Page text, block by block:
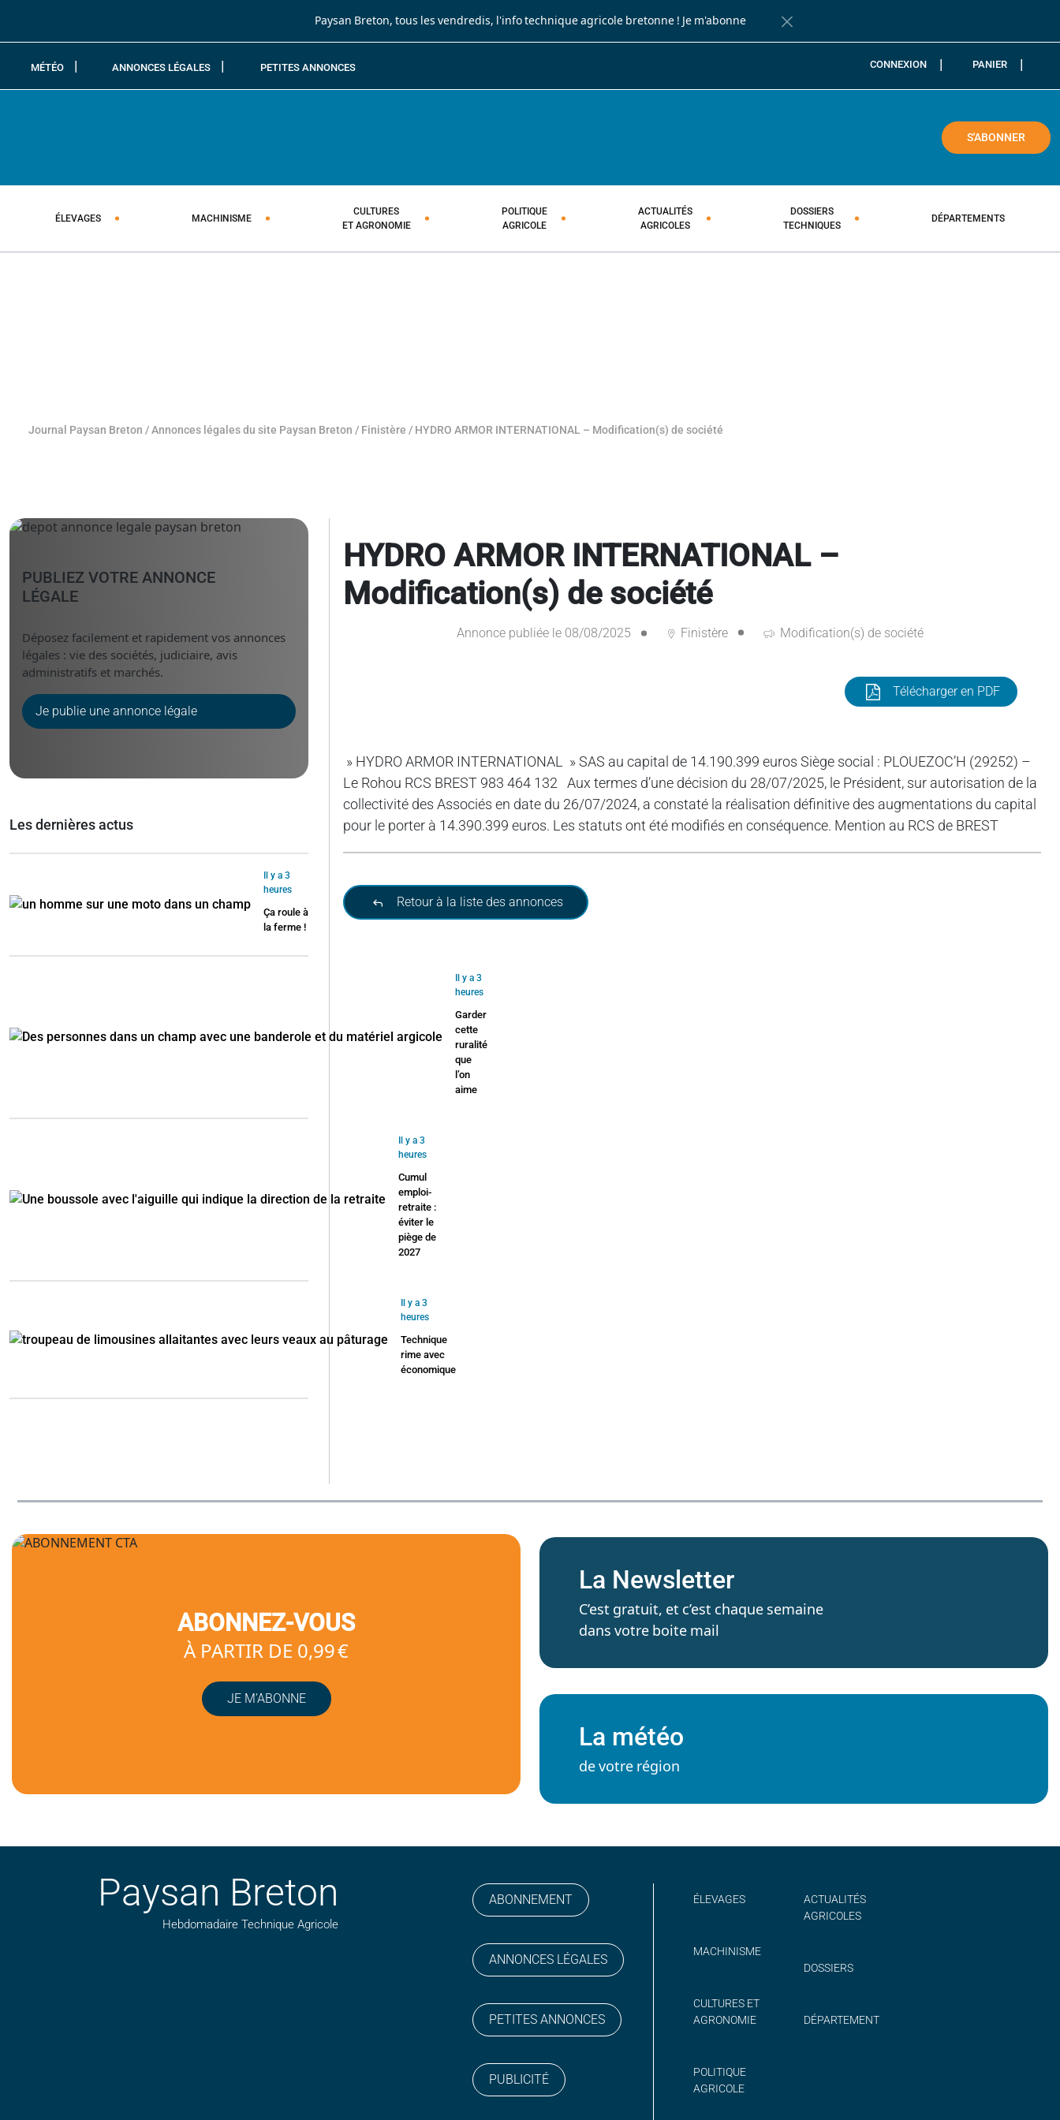
Paysan Breton, tous les vendredis, l'info technique agricole bretonne ! Je m'abonne
Fermer la barre de notification
MÉTÉO ANNONCES LÉGALES PETITES ANNONCES CONNEXION PANIER
S'ABONNER
ÉLEVAGES MACHINISME
CULTURES
ET AGRONOMIE
POLITIQUE
AGRICOLE
ACTUALITÉS
AGRICOLES
DOSSIERS
TECHNIQUES
DÉPARTEMENTS
Journal Paysan Breton /Annonces légales du site Paysan Breton / Finistère / HYDRO ARMOR INTERNATIONAL – Modification(s) de société
HYDRO ARMOR INTERNATIONAL –
Modification(s) de société
Annonce publiée le 08/08/2025 Finistère Modification(s) de société
Télécharger en PDF
» HYDRO ARMOR INTERNATIONAL » SAS au capital de 14.190.399 euros Siège social : PLOUEZOC’H (29252) –
Le Rohou RCS BREST 983 464 132 Aux termes d’une décision du 28/07/2025, le Président, sur autorisation de la
collectivité des Associés en date du 26/07/2024, a constaté la réalisation définitive des augmentations du capital
pour le porter à 14.390.399 euros. Les statuts ont été modifiés en conséquence. Mention au RCS de BREST
Retour à la liste des annonces
PUBLIEZ VOTRE ANNONCE
LÉGALE
Déposez facilement et rapidement vos annonces
légales : vie des sociétés, judiciaire, avis
administratifs et marchés.
Je publie une annonce légale
Les dernières actus
Il y a 3
heures
Ça roule à
la ferme !
Il y a 3
heures
Garder
cette
ruralité
que
l’on
aime
Il y a 3
heures
Cumul
emploi-
retraite :
éviter le
piège de
2027
Il y a 3
heures
Technique
rime avec
économique
ABONNEZ-VOUS
À PARTIR DE 0,99 €
JE M’ABONNE
La Newsletter
C’est gratuit, et c’est chaque semaine
dans votre boite mail
La météo
de votre région
Paysan Breton
Hebdomadaire Technique Agricole
ABONNEMENT
ANNONCES LÉGALES
PETITES ANNONCES
PUBLICITÉ
ÉLEVAGES
MACHINISME
CULTURES ET
AGRONOMIE
POLITIQUE
AGRICOLE
ACTUALITÉS
AGRICOLES
DOSSIERS
DÉPARTEMENT